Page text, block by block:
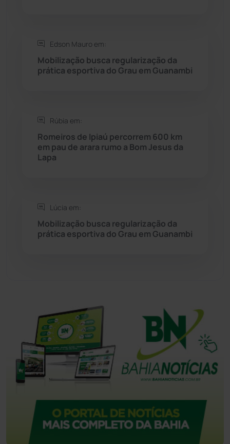
Saúde
Seabra (50)
Sítio do Mato
Sudoeste Baiano (1530)
Tanque Novo
Tecnologia (12)
Edson Mauro em:
Mobilização busca regularização da
prática esportiva do Grau em Guanambi
Rúbia em:
Romeiros de Ipiaú percorrem 600 km
em pau de arara rumo a Bom Jesus da
Lapa
Lúcia em:
Mobilização busca regularização da
prática esportiva do Grau em Guanambi